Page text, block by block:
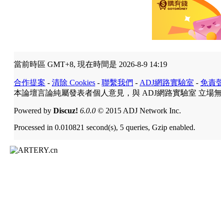
當前時區 GMT+8, 現在時間是 2026-8-9 14:19
合作提案 - 清除 Cookies - 聯繫我們 - ADJ網路實驗室 - 免責
本論壇言論純屬發表者個人意見，與 ADJ網路實驗室 立場
Powered by Discuz! 6.0.0 © 2015 ADJ Network Inc.
Processed in 0.010821 second(s), 5 queries, Gzip enabled.